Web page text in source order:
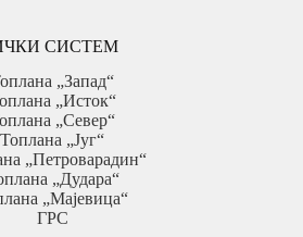
СИСТЕМ
„Запад“
„Исток“
„Север“
Топлана „Југ“
„Петроварадин“
„Дудара“
„Мајевица“
ГРС